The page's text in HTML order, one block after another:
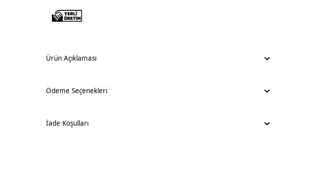
Ürün Açıklaması
Ödeme Seçenekleri
İade Koşulları